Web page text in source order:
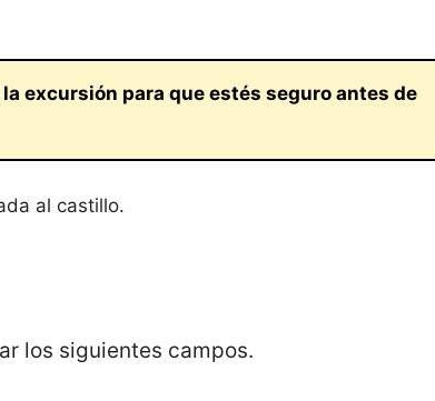
excursión para que estés seguro antes de
al castillo.
los siguientes campos.